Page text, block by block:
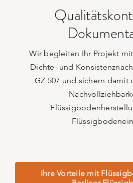
Wir begleiten Ihr Projekt
Dichte- und
GZ 507 und sichern damit
Wir sichern die
Flüssigbodeneinbaus
Konsistenznachweise
gewährleisten wir die
Ihre Vorteile mit